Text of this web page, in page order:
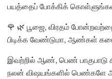
பயத்தைப் போக்கிக்
🌹 🌿 பூஜை, விரதம்
பிடிக்க வேண்டுமா, ஆண்கள்
இவற்றில் ஆண், பெண் பாகுபாடு
நலன் விஷயங்களில் பெண்களே